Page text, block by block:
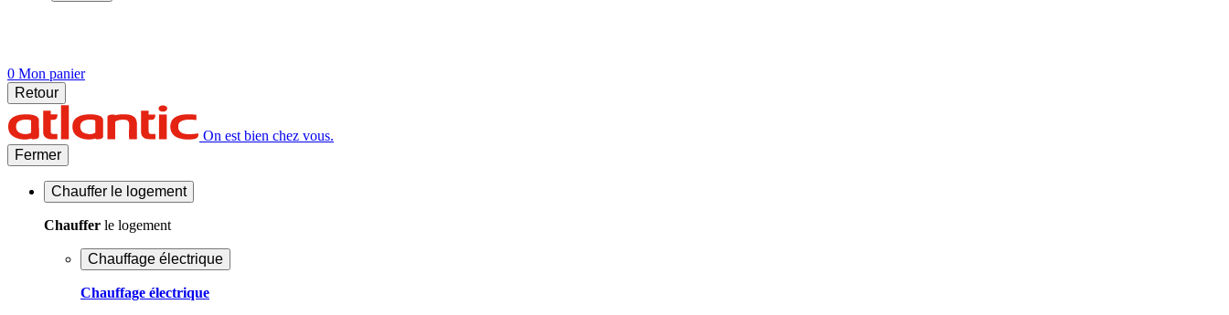
0 Mon panier
Retour
On est bien chez vous.
Fermer
Chauffer le logement
Chauffer le logement
Chauffage électrique
Chauffage électrique